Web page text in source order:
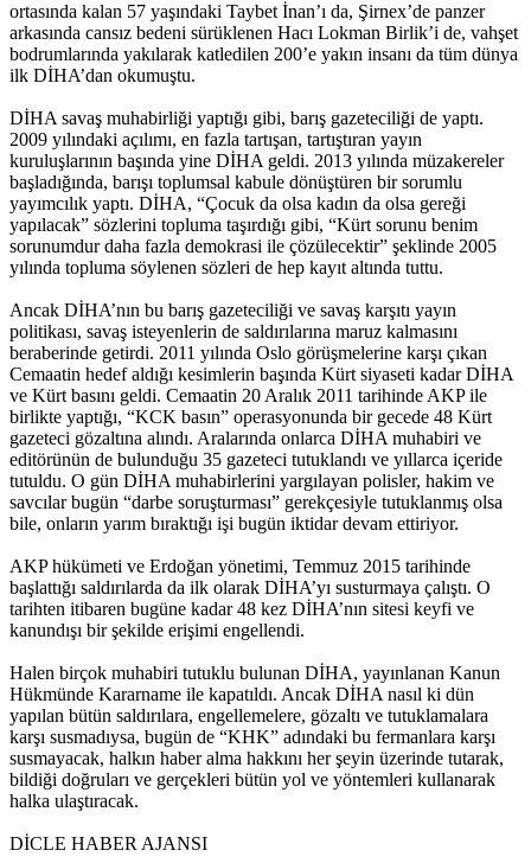
ortasında kalan 57 yaşındaki Taybet İnan’ı da, Şirnex’de panzer
arkasında cansız bedeni sürüklenen Hacı Lokman Birlik’i de, vahşet
bodrumlarında yakılarak katledilen 200’e yakın insanı da tüm dünya
ilk DİHA’dan okumuştu.
DİHA savaş muhabirliği yaptığı gibi, barış gazeteciliği de yaptı.
2009 yılındaki açılımı, en fazla tartışan, tartıştıran yayın
kuruluşlarının başında yine DİHA geldi. 2013 yılında müzakereler
başladığında, barışı toplumsal kabule dönüştüren bir sorumlu
yayımcılık yaptı. DİHA, “Çocuk da olsa kadın da olsa gereği
yapılacak” sözlerini topluma taşırdığı gibi, “Kürt sorunu benim
sorunumdur daha fazla demokrasi ile çözülecektir” şeklinde 2005
yılında topluma söylenen sözleri de hep kayıt altında tuttu.
Ancak DİHA’nın bu barış gazeteciliği ve savaş karşıtı yayın
politikası, savaş isteyenlerin de saldırılarına maruz kalmasını
beraberinde getirdi. 2011 yılında Oslo görüşmelerine karşı çıkan
Cemaatin hedef aldığı kesimlerin başında Kürt siyaseti kadar DİHA
ve Kürt basını geldi. Cemaatin 20 Aralık 2011 tarihinde AKP ile
birlikte yaptığı, “KCK basın” operasyonunda bir gecede 48 Kürt
gazeteci gözaltına alındı. Aralarında onlarca DİHA muhabiri ve
editörünün de bulunduğu 35 gazeteci tutuklandı ve yıllarca içeride
tutuldu. O gün DİHA muhabirlerini yargılayan polisler, hakim ve
savcılar bugün “darbe soruşturması” gerekçesiyle tutuklanmış olsa
bile, onların yarım bıraktığı işi bugün iktidar devam ettiriyor.
AKP hükümeti ve Erdoğan yönetimi, Temmuz 2015 tarihinde
başlattığı saldırılarda da ilk olarak DİHA’yı susturmaya çalıştı. O
tarihten itibaren bugüne kadar 48 kez DİHA’nın sitesi keyfi ve
kanundışı bir şekilde erişimi engellendi.
Halen birçok muhabiri tutuklu bulunan DİHA, yayınlanan Kanun
Hükmünde Kararname ile kapatıldı. Ancak DİHA nasıl ki dün
yapılan bütün saldırılara, engellemelere, gözaltı ve tutuklamalara
karşı susmadıysa, bugün de “KHK” adındaki bu fermanlara karşı
susmayacak, halkın haber alma hakkını her şeyin üzerinde tutarak,
bildiği doğruları ve gerçekleri bütün yol ve yöntemleri kullanarak
halka ulaştıracak.
DİCLE HABER AJANSI